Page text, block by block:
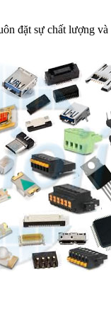
đặt sự chất lượng